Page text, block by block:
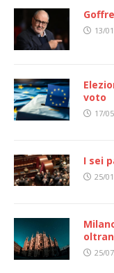
13/
voto
17/
I sei
25/
25/